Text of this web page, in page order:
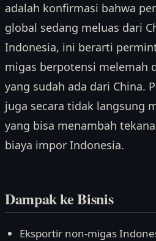
adalah konfirmasi bahwa
global sedang meluas dari
Indonesia, ini berarti
migas berpotensi melemah
yang sudah ada dari China.
juga secara tidak langsung
yang bisa menambah
biaya impor Indonesia.
Dampak ke Bisnis
Eksportir non-migas